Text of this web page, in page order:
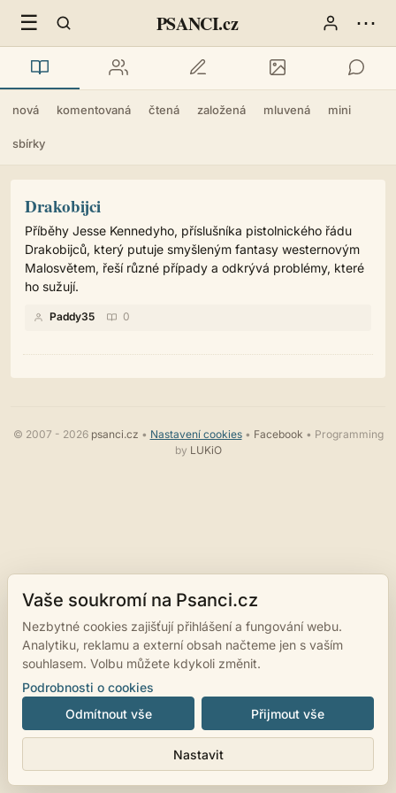
☰ PSANCI.cz ⋯
nová komentovaná čtená založená mluvená mini
sbírky
Drakobijci
Příběhy Jesse Kennedyho, příslušníka pistolnického řádu
Drakobijců, který putuje smyšleným fantasy westernovým
Malosvětem, řeší různé případy a odkrývá problémy, které
ho sužují.
Paddy35 0
© 2007 - 2026 psanci.cz • Nastavení cookies• Facebook • Programming
by LUKiO
Vaše soukromí na Psanci.cz
Nezbytné cookies zajišťují přihlášení a fungování webu.
Analytiku, reklamu a externí obsah načteme jen s vaším
souhlasem. Volbu můžete kdykoli změnit.
Podrobnosti o cookies
Odmítnout vše
Nastavit
Přijmout vše